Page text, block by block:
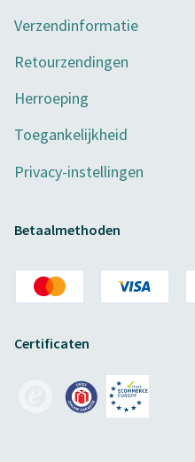
Verzendinformatie
Retourzendingen
Herroeping
Toegankelijkheid
Privacy-instellingen
Betaalmethoden
Certificaten